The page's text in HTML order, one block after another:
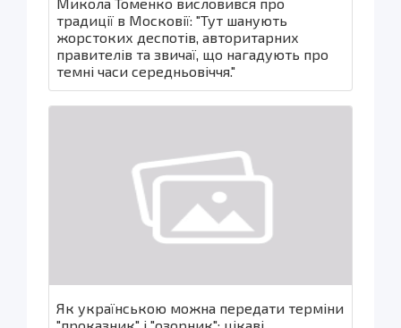
традиції в Московії: "Тут шанують
жорстоких деспотів, авторитарних
правителів та звичаї, що нагадують про
темні часи середньовіччя."
Як українською можна передати терміни
"проказник" і "озорник": цікаві